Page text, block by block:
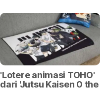
'Lotere animasi TOHO'
dari 'Jutsu Kaisen 0 the